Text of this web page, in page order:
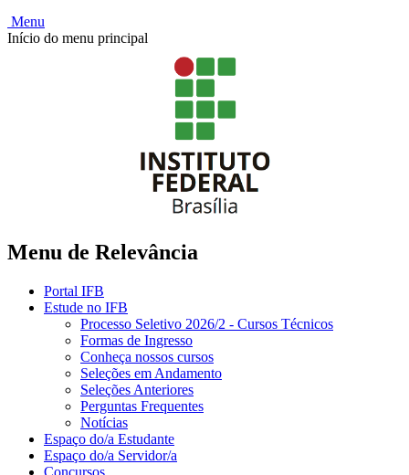
Menu
Início do menu principal
Menu de Relevância
Portal IFB
Estude no IFB
Processo Seletivo 2026/2 - Cursos Técnicos
Formas de Ingresso
Conheça nossos cursos
Seleções em Andamento
Seleções Anteriores
Perguntas Frequentes
Notícias
Espaço do/a Estudante
Espaço do/a Servidor/a
Concursos